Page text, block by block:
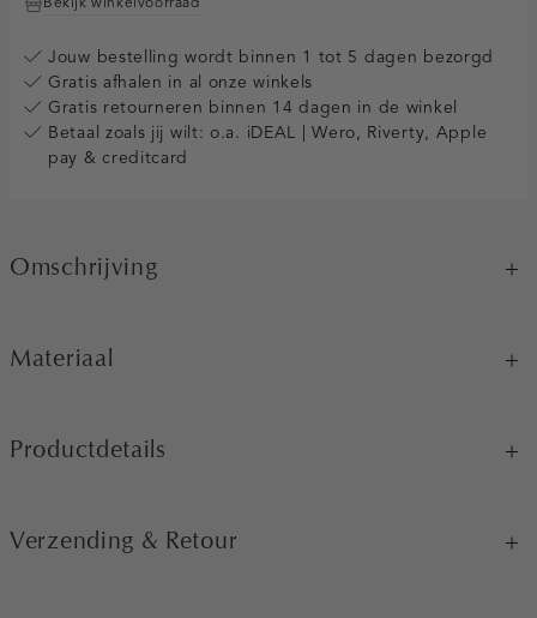
Jouw bestelling wordt binnen 1 tot 5 dagen bezorgd
Gratis afhalen in al onze winkels
Gratis retourneren binnen 14 dagen in de winkel
Betaal zoals jij wilt: o.a. iDEAL | Wero, Riverty, Apple
pay & creditcard
Omschrijving
Materiaal
Productdetails
Verzending & Retour